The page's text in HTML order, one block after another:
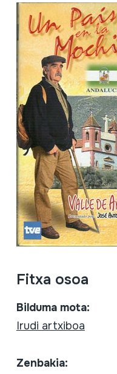
Fitxa osoa
Bilduma mota:
Irudi artxiboa
Zenbakia: